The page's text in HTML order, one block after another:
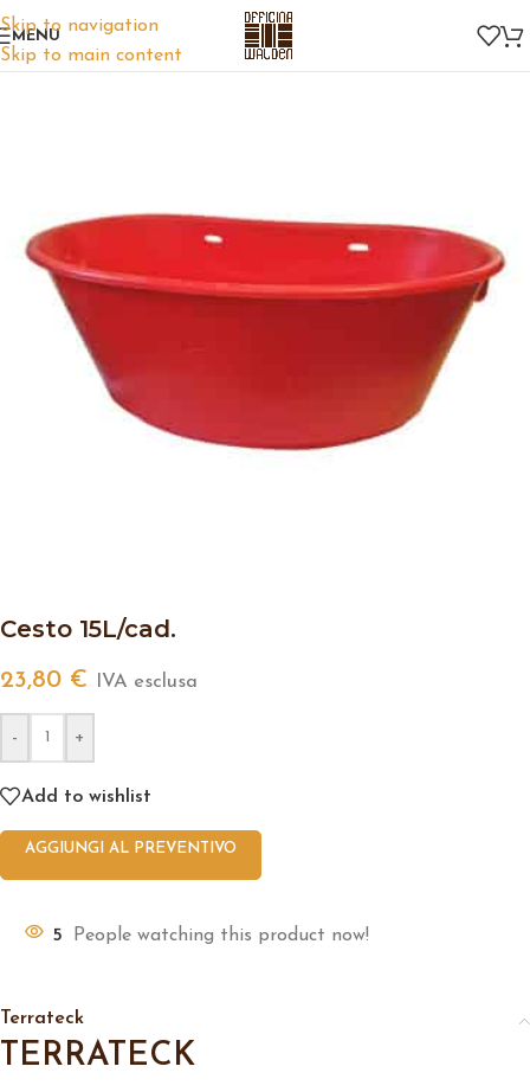
Skip to navigation
Skip to main content
MENU
Cesto 15L/cad.
23,80 € IVA esclusa
- +
Add to wishlist
AGGIUNGI AL PREVENTIVO
5 People watching this product now!
Terrateck
TERRATECK